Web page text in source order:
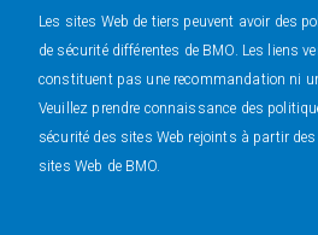
Les sites Web de tiers peuvent avoir des
de sécurité différentes de BMO. Les liens
constituent pas une recommandation ni
Veuillez prendre connaissance des
sécurité des sites Web rejoints à partir
sites Web de BMO.